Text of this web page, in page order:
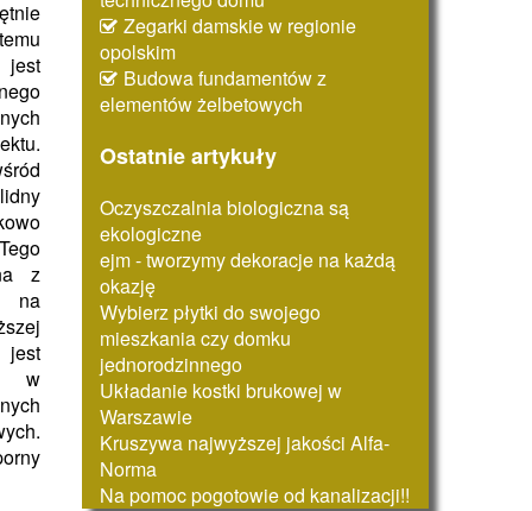
z
na
w
Zegarki damskie w regionie
opolskim
Budowa fundamentów z
elementów żelbetowych
Ostatnie artykuły
Oczyszczalnia biologiczna są
ekologiczne
ejm - tworzymy dekoracje na każdą
okazję
Wybierz płytki do swojego
mieszkania czy domku
jednorodzinnego
Układanie kostki brukowej w
Warszawie
Kruszywa najwyższej jakości Alfa-
Norma
Na pomoc pogotowie od kanalizacji!!